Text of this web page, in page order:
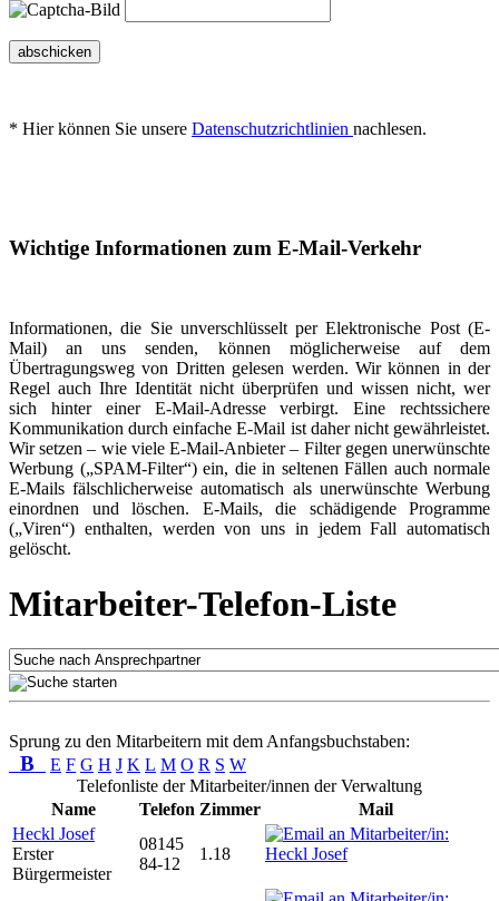
abschicken
* Hier können Sie unsere Datenschutzrichtlinien nachlesen.
Wichtige Informationen zum E-Mail-Verkehr
Informationen, die Sie unverschlüsselt per Elektronische Post (E-
Mail) an uns senden, können möglicherweise auf dem
Übertragungsweg von Dritten gelesen werden. Wir können in der
Regel auch Ihre Identität nicht überprüfen und wissen nicht, wer
sich hinter einer E-Mail-Adresse verbirgt. Eine rechtssichere
Kommunikation durch einfache E-Mail ist daher nicht gewährleistet.
Wir setzen – wie viele E-Mail-Anbieter – Filter gegen unerwünschte
Werbung („SPAM-Filter“) ein, die in seltenen Fällen auch normale
E-Mails fälschlicherweise automatisch als unerwünschte Werbung
einordnen und löschen. E-Mails, die schädigende Programme
(„Viren“) enthalten, werden von uns in jedem Fall automatisch
gelöscht.
Mitarbeiter-Telefon-Liste
Sprung zu den Mitarbeitern mit dem Anfangsbuchstaben:
B E F G H J K L M O R S W
Telefonliste der Mitarbeiter/innen der Verwaltung
Name
Telefon Zimmer
Mail
Heckl Josef
Erster
Bürgermeister
08145
84-12
1.18